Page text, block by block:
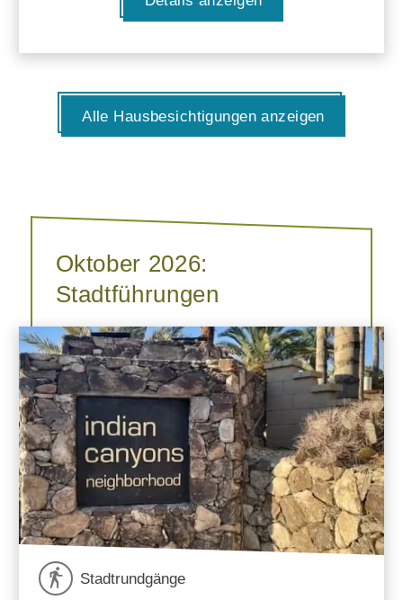
Alle Hausbesichtigungen anzeigen
Oktober 2026:
Stadtführungen
Stadtrundgänge